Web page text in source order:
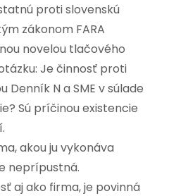
proti slovenskú
zákonom FARA
novelou tlačového
Je činnosť proti
N a SME v súlade
Sú príčinou existencie
akou ju vykonáva
neprípustná.
aj ako firma, je povinná